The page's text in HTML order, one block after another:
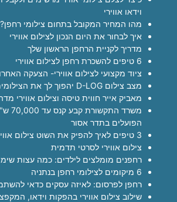
וידאו אווירי
מהו המחיר המקובל בתחום צילומי רחפן? 5 טיפים
איך לבחור את היום הנכון לצילום אווירי
מדריך לקניית הרחפן הראשון שלך
6 טיפים להשכרת רחפן לצילום אווירי
ציוד מקצועי לצילום אווירי- הצעקה
מצב צילום D-LOG יהפוך לך את הצילומים למרשימים יותר
מאביק אייר חווית טיסה וצילום אווירי
משרד
הפועלים בתדר אסור
3 טיפים לאיך להפיק את השוט צילום אווירי המדהים ביותר
צילום אווירי לסרטי תדמית
רחפנים מומלצים לילדים: כמה עצות
6 מיקומים לצילומי רחפן בנתניה
רחפן לפרסום: לאיזה עסקים כדאי
שילוב צילום אווירי בהפקות וידאו,